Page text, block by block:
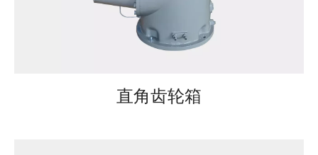
直角齿轮箱